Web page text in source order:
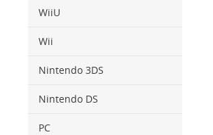
WiiU
Wii
Nintendo 3DS
Nintendo DS
PC